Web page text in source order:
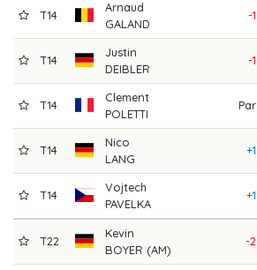
T14
Arnaud
GALAND
-1
T14
Justin
DEIBLER
-1
T14
Clement
POLETTI
Par
T14
Nico
LANG
+1
T14
Vojtech
PAVELKA
+1
T22
Kevin
BOYER (AM)
-2